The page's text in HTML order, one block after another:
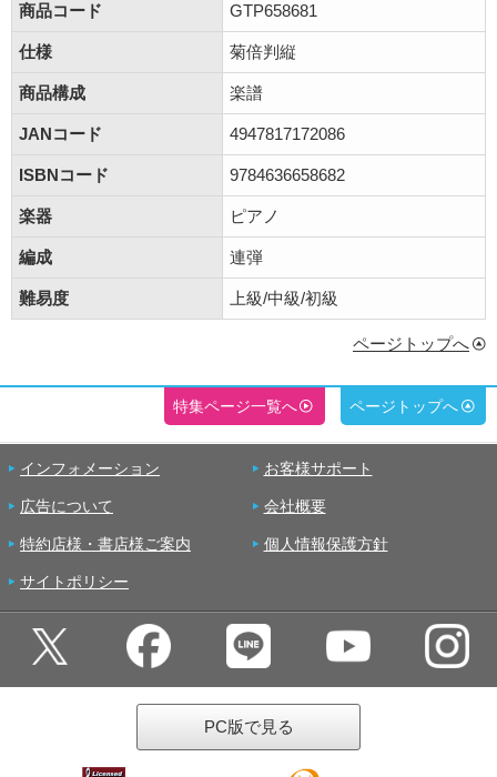
商品コード
GTP658681
仕様 菊倍判縦
商品構成 楽譜
JANコード 4947817172086
ISBNコード 9784636658682
楽器 ピアノ
編成 連弾
難易度 上級/中級/初級
ページトップへ
特集ページ一覧へ ページトップへ
インフォメーション お客様サポート
広告について 会社概要
特約店様・書店様ご案内 個人情報保護方針
サイトポリシー
PC版で見る